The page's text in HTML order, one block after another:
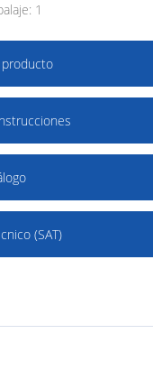
1
producto
(SAT)